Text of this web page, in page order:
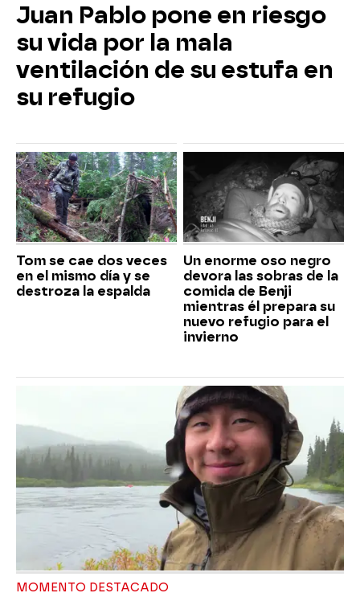
Juan Pablo pone en riesgo
su vida por la mala
ventilación de su estufa en
su refugio
Tom se cae dos veces
en el mismo día y se
destroza la espalda
Un enorme oso negro
devora las sobras de la
comida de Benji
mientras él prepara su
nuevo refugio para el
invierno
MOMENTO DESTACADO